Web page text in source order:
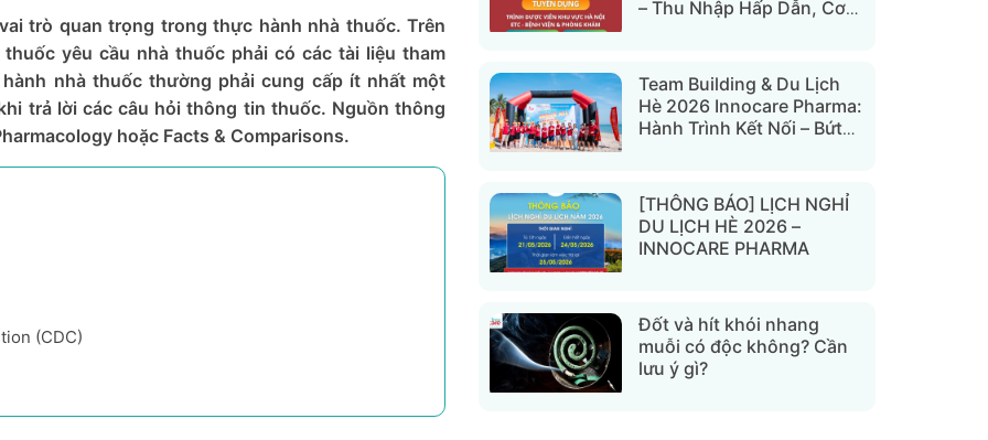
trò quan trọng trong thực hành nhà thuốc. Trên
yêu cầu nhà thuốc phải có các tài liệu tham
nhà thuốc thường phải cung cấp ít nhất một
trả lời các câu hỏi thông tin thuốc. Nguồn thông
hoặc Facts & Comparisons.
(CDC)
– Thu Nhập Hấp Dẫn, Cơ
Team Building & Du Lịch
Hè 2026 Innocare Pharma:
Hành Trình Kết Nối – Bứt
[THÔNG BÁO] LỊCH NGHỈ
DU LỊCH HÈ 2026 –
INNOCARE PHARMA
Đốt và hít khói nhang
muỗi có độc không? Cần
lưu ý gì?